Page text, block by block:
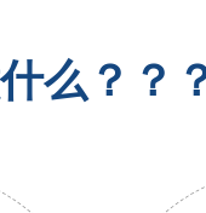
么？？